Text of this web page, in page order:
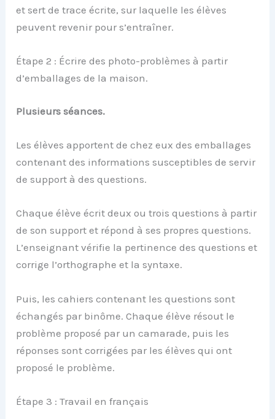
et sert de trace écrite, sur laquelle les élèves
peuvent revenir pour s’entraîner.
Étape 2 : Écrire des photo-problèmes à partir
d’emballages de la maison.
Plusieurs séances.
Les élèves apportent de chez eux des emballages
contenant des informations susceptibles de servir
de support à des questions.
Chaque élève écrit deux ou trois questions à partir
de son support et répond à ses propres questions.
L’enseignant vérifie la pertinence des questions et
corrige l’orthographe et la syntaxe.
Puis, les cahiers contenant les questions sont
échangés par binôme. Chaque élève résout le
problème proposé par un camarade, puis les
réponses sont corrigées par les élèves qui ont
proposé le problème.
Étape 3 : Travail en français